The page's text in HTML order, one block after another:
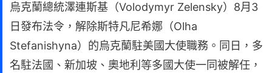
烏克蘭總統澤連斯基（Volodymyr Zelensky）8月3
日發布法令，解除斯特凡尼希娜（Olha
Stefanishyna）的烏克蘭駐美國大使職務。同日，多
名駐法國、新加坡、奧地利等多國大使一同被解任，